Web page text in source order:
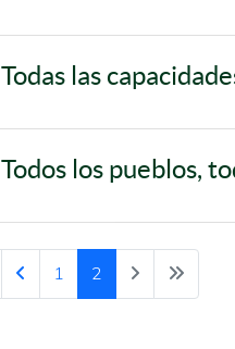
Todas las
Todos los pueblos,
1 2